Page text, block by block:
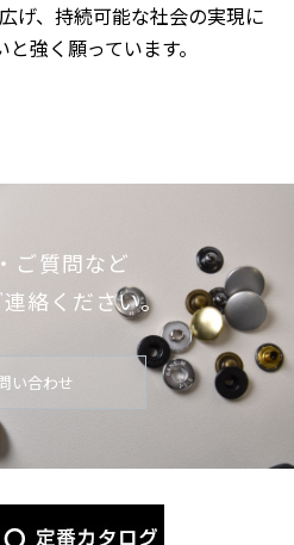
げ、持続可能な社会の実現に
強く願っています。
ご質問など
絡ください。
い合わせ